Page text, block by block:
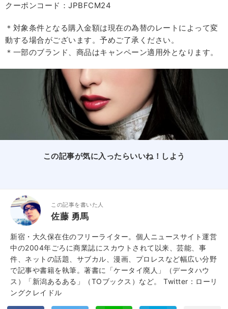
クーポンコード：JPBFCM24
＊対象条件となる購入金額は現在の為替のレートによって変
動する場合がございます。予めご了承ください。
＊一部のブランド、商品はキャンペーン適用外となります。
この記事が気に入ったらいいね！しよう
この記事を書いた人
佐藤 勇馬
新宿・大久保在住のフリーライター。個人ニュースサイト運営
中の2004年ごろに商業誌にスカウトされて以来、芸能、事
件、ネットの話題、サブカル、漫画、プロレスなど幅広い分野
で記事や書籍を執筆。著書に「ケータイ廃人」（データハウ
ス）「新潟あるある」（TOブックス）など。 Twitter：ローリ
ングクレイドル